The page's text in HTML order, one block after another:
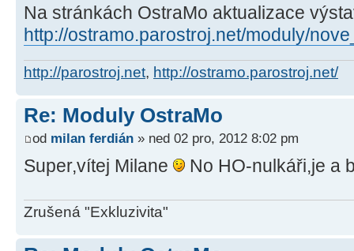
Na stránkách OstraMo aktualizace
http://ostramo.parostroj.net/moduly/
http://parostroj.net, http://ostramo.parostroj.net/
Re: Moduly OstraMo
od milan ferdián » ned 02 pro, 2012 8:02 pm
Super,vítej Milane No HO-nulkáři,je a
Zrušená "Exkluzivita"